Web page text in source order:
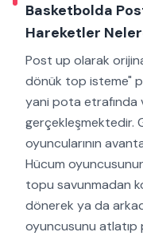
Basketbolda
Hareketler
Post up olarak
dönük top isteme"
yani pota etrafında
gerçekleşmektedir.
oyuncularının
Hücum
topu savunmadan
dönerek ya da
oyuncusunu atlatıp